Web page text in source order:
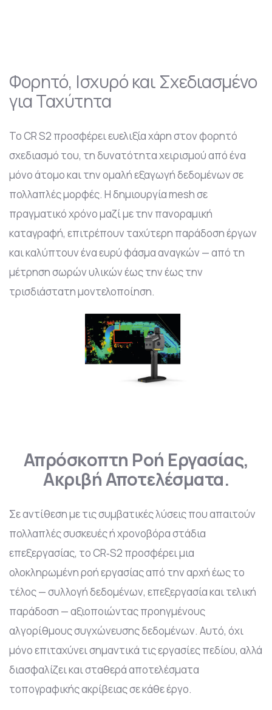
Φορητό, Ισχυρό και Σχεδιασμένο
για Ταχύτητα
Το CR S2 προσφέρει ευελιξία χάρη στον φορητό
σχεδιασμό του, τη δυνατότητα χειρισμού από ένα
μόνο άτομο και την ομαλή εξαγωγή δεδομένων σε
πολλαπλές μορφές. Η δημιουργία mesh σε
πραγματικό χρόνο μαζί με την πανοραμική
καταγραφή, επιτρέπουν ταχύτερη παράδοση έργων
και καλύπτουν ένα ευρύ φάσμα αναγκών — από τη
μέτρηση σωρών υλικών έως την έως την
τρισδιάστατη μοντελοποίηση.
Απρόσκοπτη Ροή Εργασίας,
Ακριβή Αποτελέσματα.
Σε αντίθεση με τις συμβατικές λύσεις που απαιτούν
πολλαπλές συσκευές ή χρονοβόρα στάδια
επεξεργασίας, το CR‑S2 προσφέρει μια
ολοκληρωμένη ροή εργασίας από την αρχή έως το
τέλος — συλλογή δεδομένων, επεξεργασία και τελική
παράδοση — αξιοποιώντας προηγμένους
αλγορίθμους συγχώνευσης δεδομένων. Αυτό, όχι
μόνο επιταχύνει σημαντικά τις εργασίες πεδίου, αλλά
διασφαλίζει και σταθερά αποτελέσματα
τοπογραφικής ακρίβειας σε κάθε έργο.